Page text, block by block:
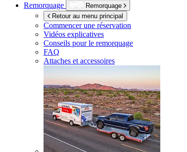
Remorquage
Remorquage
Retour au menu principal
Commencer une réservation
Vidéos explicatives
Conseils pour le remorquage
FAQ
Attaches et accessoires